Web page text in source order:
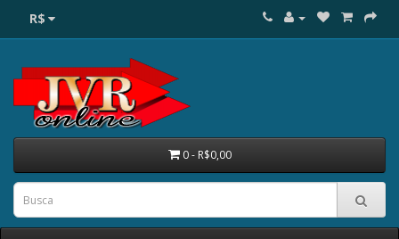
R$
0 - R$0,00